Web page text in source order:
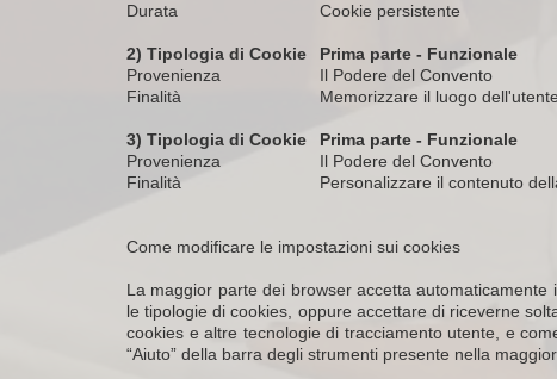
Durata
Cookie persistente
2) Tipologia di Cookie
Prima parte - Funzionale
Provenienza
Il Podere del Convento
Finalità
Memorizzare il luogo
3) Tipologia di Cookie
Prima parte - Funzionale
Provenienza
Il Podere del Convento
Finalità
Personalizzare il contenuto
Come modificare le impostazioni sui cookies
La maggior parte dei browser accetta
le tipologie di cookies, oppure accettare di riceverne
cookies e altre tecnologie di tracciamento utente, e
“Aiuto” della barra degli strumenti presente nella